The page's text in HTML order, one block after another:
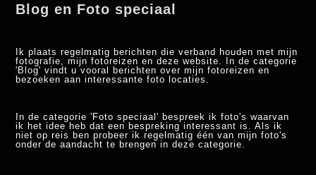
Blog en Foto speciaal
Ik plaats regelmatig berichten die verband houden met mijn
fotografie, mijn fotoreizen en deze website. In de categorie
'Blog' vindt u vooral berichten over mijn fotoreizen en
bezoeken aan interessante foto locaties.
In de categorie 'Foto speciaal' bespreek ik foto's waarvan
ik het idee heb dat een bespreking interessant is. Als ik
niet op reis ben probeer ik regelmatig één van mijn foto's
onder de aandacht te brengen in deze categorie.